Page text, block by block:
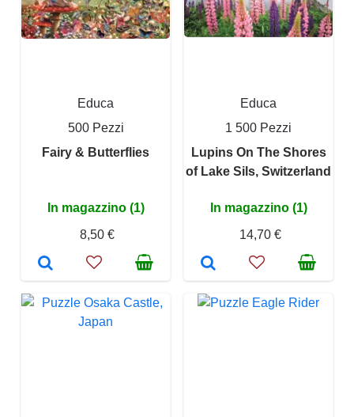
Educa
500 Pezzi
Fairy & Butterflies
In magazzino (1)
8,50 €
Educa
1 500 Pezzi
Lupins On The Shores
of Lake Sils, Switzerland
In magazzino (1)
14,70 €